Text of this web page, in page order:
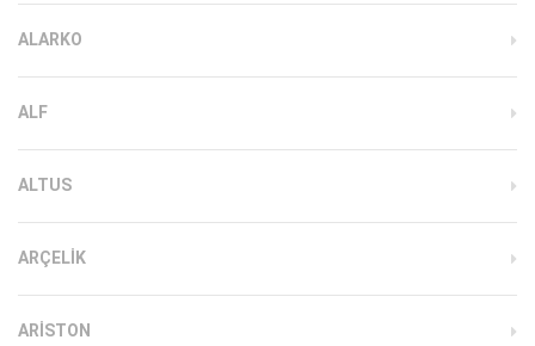
ALARKO
ALF
ALTUS
ARÇELIK
ARISTON